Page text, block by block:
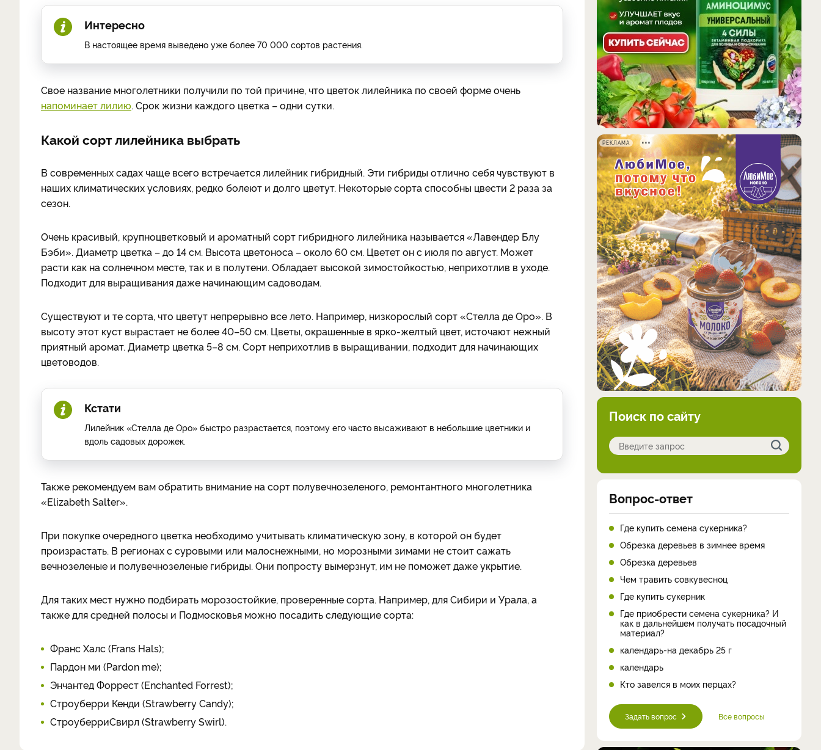
Интересно
В настоящее время выведено уже более 70 000 сортов растения.
Свое название многолетники получили по той причине, что цветок лилейника по своей форме очень
напоминает лилию. Срок жизни каждого цветка – одни сутки.
Какой сорт лилейника выбрать
В современных садах чаще всего встречается лилейник гибридный. Эти гибриды отлично себя чувствуют в
наших климатических условиях, редко болеют и долго цветут. Некоторые сорта способны цвести 2 раза за
сезон.
Очень красивый, крупноцветковый и ароматный сорт гибридного лилейника называется «Лавендер Блу
Бэби». Диаметр цветка – до 14 см. Высота цветоноса – около 60 см. Цветет он с июля по август. Может
расти как на солнечном месте, так и в полутени. Обладает высокой зимостойкостью, неприхотлив в уходе.
Подходит для выращивания даже начинающим садоводам.
Существуют и те сорта, что цветут непрерывно все лето. Например, низкорослый сорт «Стелла де Оро». В
высоту этот куст вырастает не более 40–50 см. Цветы, окрашенные в ярко-желтый цвет, источают нежный
приятный аромат. Диаметр цветка 5–8 см. Сорт неприхотлив в выращивании, подходит для начинающих
цветоводов.
Кстати
Лилейник «Стелла де Оро» быстро разрастается, поэтому его часто высаживают в небольшие цветники и
вдоль садовых дорожек.
Также рекомендуем вам обратить внимание на сорт полувечнозеленого, ремонтантного многолетника
«Elizabeth Salter».
При покупке очередного цветка необходимо учитывать климатическую зону, в которой он будет
произрастать. В регионах с суровыми или малоснежными, но морозными зимами не стоит сажать
вечнозеленые и полувечнозеленые гибриды. Они попросту вымерзнут, им не поможет даже укрытие.
Для таких мест нужно подбирать морозостойкие, проверенные сорта. Например, для Сибири и Урала, а
также для средней полосы и Подмосковья можно посадить следующие сорта:
Франс Халс (Frans Hals);
Пардон ми (Pardon me);
Энчантед Форрест (Enchanted Forrest);
Строуберри Кенди (Strawberry Candy);
СтроуберриСвирл (Strawberry Swirl).
РЕКЛАМА
Поиск по сайту
Вопрос-ответ
Где купить семена сукерника?
Обрезка деревьев в зимнее время
Обрезка деревьев
Чем травить совкувесноц
Где купить сукерник
Где приобрести семена сукерника? И
как в дальнейшем получать посадочный
материал?
календарь-на декабрь 25 г
календарь
Кто завелся в моих перцах?
Задать вопрос Все вопросы